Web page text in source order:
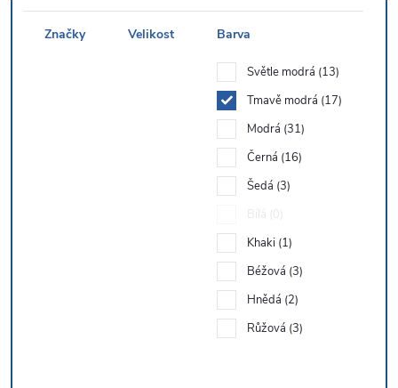
Značky Velikost Barva
Světle modrá 13
Tmavě modrá 17
Modrá 31
Černá 16
Šedá 3
Bílá
0
Khaki 1
Béžová 3
Hnědá 2
Růžová 3